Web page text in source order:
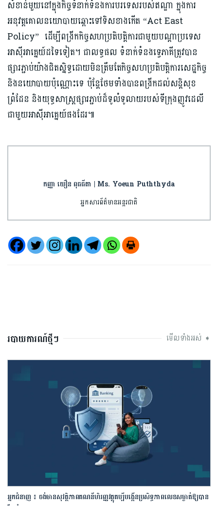
សំខាន់មួយនៅក្នុងកិច្ចទំនាក់ទំនងការបរទេសរបស់ឥណ្ឌា ក្នុងការ
អនុវត្តគោលនយោបាយឆ្ពោះទៅទិសខាងកើត “Act East
Policy” ដើម្បីពង្រីកកិច្ចសហប្រតិបត្តិការជាមួយបណ្តាប្រទេស
អាស៊ីអាគ្នេយ៍ដទៃទៀត។ ជាលទ្ធផល ទំនាក់ទំនងទ្វេភាគីត្រូវបាន
ផ្សារភ្ជាប់យ៉ាងជិតស្និទ្ធដោយមិនត្រឹមតែកិច្ចសហប្រតិបត្តិការសេដ្ឋកិច្ច
និងនយោបាយប៉ុណ្ណោះទេ ប៉ុន្តែថែមទាំងបានពង្រីកដល់សន្តិសុខ
ព្រំដែន និងយុទ្ធសាស្ត្រផ្សារភ្ជាប់ដ៏ទូលំទូលាយរបស់ទីក្រុងញូវដេលី
ជាមួយអាស៊ីអាគ្នេយ៍ផងដែរ៕
កញ្ញា យឿន ពុធធីតា | Ms. Yoeun Puththyda
អ្នកសារព័ត៌មានអន្តរជាតិ
របាយការណ៍ថ្មីៗ មើលទាំងអស់ ➧
អ្នកជំនាញ ៖ ចង់មានសុវត្ថិភាពគណនីហិរញ្ញវត្ថុគប្បីបង្កើនប្រសិទ្ធភាពលេខសម្ងាត់ឱ្យបាន